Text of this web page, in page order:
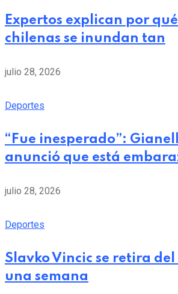
Expertos explican por
chilenas se inundan tan
julio 28, 2026
Deportes
“Fue inesperado”:
anunció que está
julio 28, 2026
Deportes
Slavko Vincic se retira
una semana